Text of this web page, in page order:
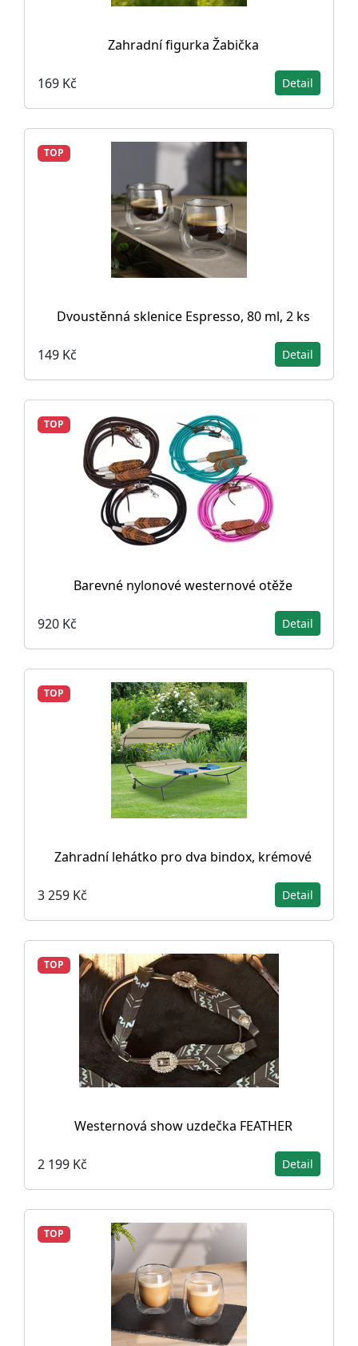
Zahradní figurka Žabička
169 Kč Detail
TOP
Dvoustěnná sklenice Espresso, 80 ml, 2 ks
149 Kč Detail
TOP
Barevné nylonové westernové otěže
920 Kč Detail
TOP
Zahradní lehátko pro dva bindox, krémové
3 259 Kč Detail
TOP
Westernová show uzdečka FEATHER
2 199 Kč Detail
TOP